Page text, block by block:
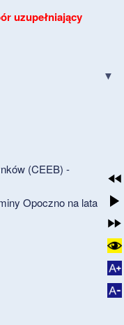
uzupełniający
(CEEB) -
Opoczno na lata